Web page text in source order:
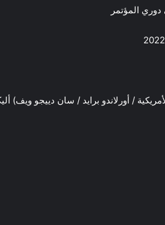
المؤتمر
/ أورلاندو برايد / سان دييجو ويف)